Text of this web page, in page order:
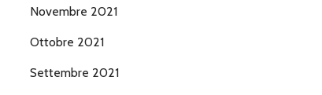
Novembre 2021
Ottobre 2021
Settembre 2021